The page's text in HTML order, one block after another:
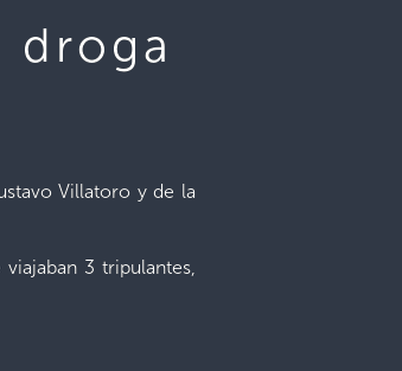
droga
Villatoro y de la
3 tripulantes,